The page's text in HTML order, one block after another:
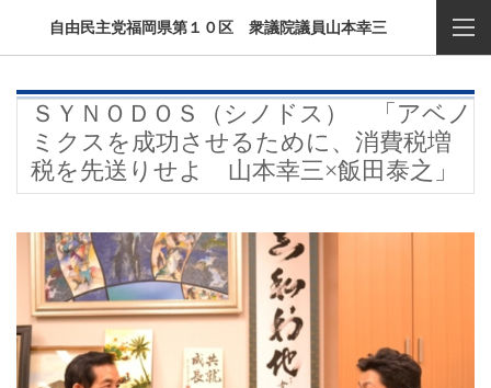
自由民主党福岡県第１０区 衆議院議員山本幸三
ＳＹＮＯＤＯＳ（シノドス） 「アベノ
ミクスを成功させるために、消費税増
税を先送りせよ 山本幸三×飯田泰之」